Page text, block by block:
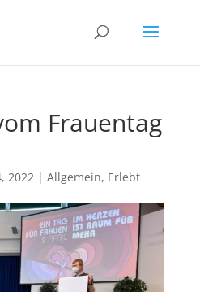
Frauentag
2022| Allgemein, Erlebt